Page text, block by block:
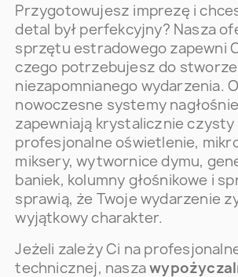
Przygotowujesz imprezę i
detal był perfekcyjny? Nasza
sprzętu estradowego zapewni
czego potrzebujesz do
niezapomnianego wydarzenia.
nowoczesne systemy
zapewniają krystalicznie czysty
profesjonalne oświetlenie,
miksery, wytwornice dymu,
baniek, kolumny głośnikowe i
sprawią, że Twoje wydarzenie
wyjątkowy charakter.
Jeżeli zależy Ci na
technicznej, nasza